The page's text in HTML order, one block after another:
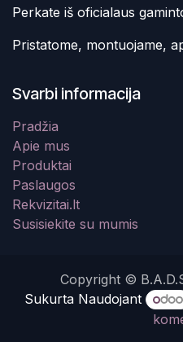
Perkate iš oficialaus
Pristatome, montuojame,
Svarbi informacija
Pradžia
Apie mus
Produktai
Paslaugos
Rekvizitai.lt
Susisiekite su mumis
Copyright ©
Sukurta Naudojant